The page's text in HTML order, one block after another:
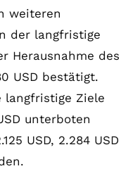
weiteren
der langfristige
Herausnahme des
USD bestätigt.
langfristige Ziele
unterboten
USD, 2.284 USD